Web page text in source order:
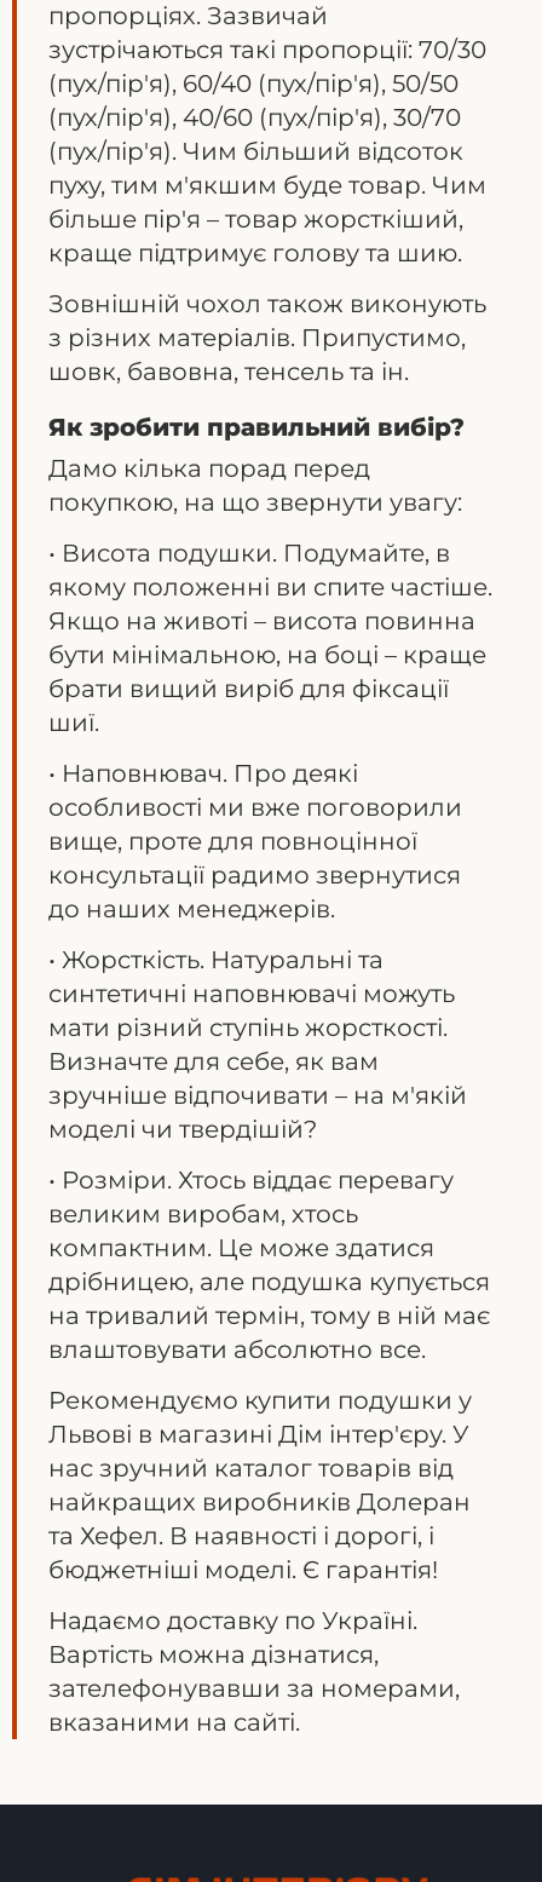
пропорціях. Зазвичай
зустрічаються такі пропорції: 70/30
(пух/пір'я), 60/40 (пух/пір'я), 50/50
(пух/пір'я), 40/60 (пух/пір'я), 30/70
(пух/пір'я). Чим більший відсоток
пуху, тим м'якшим буде товар. Чим
більше пір'я – товар жорсткіший,
краще підтримує голову та шию.
Зовнішній чохол також виконують
з різних матеріалів. Припустимо,
шовк, бавовна, тенсель та ін.
Як зробити правильний вибір?
Дамо кілька порад перед
покупкою, на що звернути увагу:
• Висота подушки. Подумайте, в
якому положенні ви спите частіше.
Якщо на животі – висота повинна
бути мінімальною, на боці – краще
брати вищий виріб для фіксації
шиї.
• Наповнювач. Про деякі
особливості ми вже поговорили
вище, проте для повноцінної
консультації радимо звернутися
до наших менеджерів.
• Жорсткість. Натуральні та
синтетичні наповнювачі можуть
мати різний ступінь жорсткості.
Визначте для себе, як вам
зручніше відпочивати – на м'якій
моделі чи твердішій?
• Розміри. Хтось віддає перевагу
великим виробам, хтось
компактним. Це може здатися
дрібницею, але подушка купується
на тривалий термін, тому в ній має
влаштовувати абсолютно все.
Рекомендуємо купити подушки у
Львові в магазині Дім інтер'єру. У
нас зручний каталог товарів від
найкращих виробників Долеран
та Хефел. В наявності і дорогі, і
бюджетніші моделі. Є гарантія!
Надаємо доставку по Україні.
Вартість можна дізнатися,
зателефонувавши за номерами,
вказаними на сайті.